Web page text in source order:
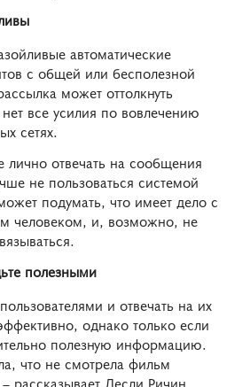
автоматические
с общей или бесполезной
может оттолкнуть
все усилия по вовлечению
сетях.
лично отвечать на сообщения
не пользоваться системой
подумать, что имеет дело с
человеком, и, возможно, не
полезными
и отвечать на их
однако только если
полезную информацию.
что не смотрела фильм
рассказывает Лесли Ричин